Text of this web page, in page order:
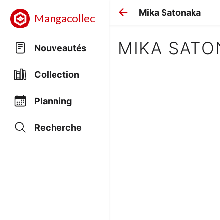
Mangacollec
Nouveautés
Collection
Planning
Recherche
Mika Satonaka
MIKA